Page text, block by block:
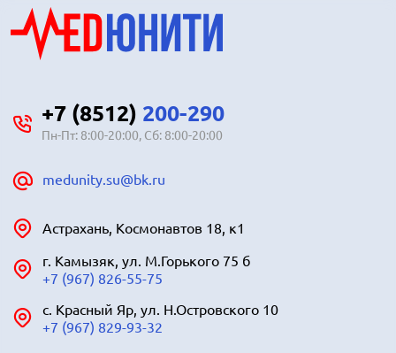
+7 (8512) 200-290
Пн-Пт: 8:00-20:00, Сб: 8:00-20:00
medunity.su@bk.ru
Астрахань, Космонавтов 18, к1
г. Камызяк, ул. М.Горького 75 б
+7 (967) 826-55-75
с. Красный Яр, ул. Н.Островского 10
+7 (967) 829-93-32